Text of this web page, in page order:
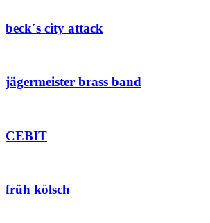
beck´s city attack
jägermeister brass band
CEBIT
früh kölsch